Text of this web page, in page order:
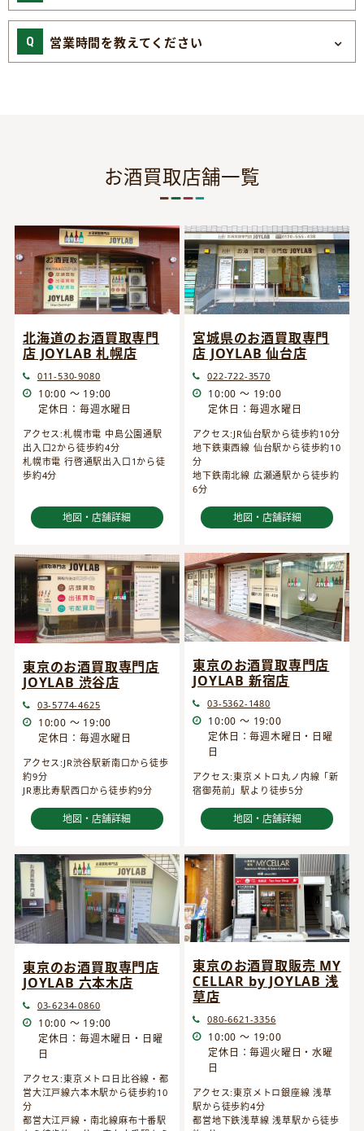
営業時間を教えてください
お酒買取店舗一覧
北海道のお酒買取専門
店 JOYLAB 札幌店
011-530-9080
10:00 ～ 19:00
定休日：毎週水曜日
アクセス:札幌市電 中島公園通駅
出入口2から徒歩約4分
札幌市電 行啓通駅出入口1から徒
歩約4分
地図・店舗詳細
宮城県のお酒買取専門
店 JOYLAB 仙台店
022-722-3570
10:00 ～ 19:00
定休日：毎週水曜日
アクセス:JR仙台駅から徒歩約10分
地下鉄東西線 仙台駅から徒歩約10
分
地下鉄南北線 広瀬通駅から徒歩約
6分
地図・店舗詳細
東京のお酒買取専門店
JOYLAB 渋谷店
03-5774-4625
10:00 ～ 19:00
定休日：毎週水曜日
アクセス:JR渋谷駅新南口から徒歩
約9分
JR恵比寿駅西口から徒歩約9分
地図・店舗詳細
東京のお酒買取専門店
JOYLAB 新宿店
03-5362-1480
10:00 ～ 19:00
定休日：毎週木曜日・日曜
日
アクセス:東京メトロ丸ノ内線「新
宿御苑前」駅より徒歩5分
地図・店舗詳細
東京のお酒買取専門店
JOYLAB 六本木店
03-6234-0860
10:00 ～ 19:00
定休日：毎週木曜日・日曜
日
アクセス:東京メトロ日比谷線・都
営大江戸線六本木駅から徒歩約10
分
都営大江戸線・南北線麻布十番駅
東京のお酒買取販売 MY
CELLAR by JOYLAB 浅
草店
080-6621-3356
10:00 ～ 19:00
定休日：毎週火曜日・水曜
日
アクセス:東京メトロ銀座線 浅草
駅から徒歩約4分
都営地下鉄浅草線 浅草駅から徒歩